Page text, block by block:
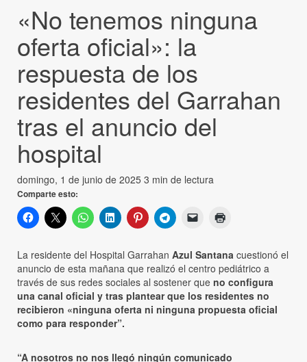
«No tenemos ninguna
oferta oficial»: la
respuesta de los
residentes del Garrahan
tras el anuncio del
hospital
domingo, 1 de junio de 2025 3 min de lectura
Comparte esto:
La residente del Hospital Garrahan Azul Santana cuestionó el
anuncio de esta mañana que realizó el centro pediátrico a
través de sus redes sociales al sostener que no configura
una canal oficial y tras plantear que los residentes no
recibieron «ninguna oferta ni ninguna propuesta oficial
como para responder”.
“A nosotros no nos llegó ningún comunicado